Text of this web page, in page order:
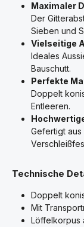
Maximaler
Der
Sieben und
Vielseitige
Ideales
Bauschutt.
Perfekte
Doppelt
Entleeren.
Gefertigt aus
Technische
Doppelt
Mit
Löffelkorpus